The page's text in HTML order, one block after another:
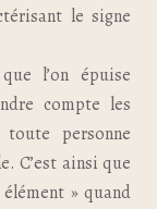
le signe
l’on épuise
compte les
personne
C’est ainsi que
» quand